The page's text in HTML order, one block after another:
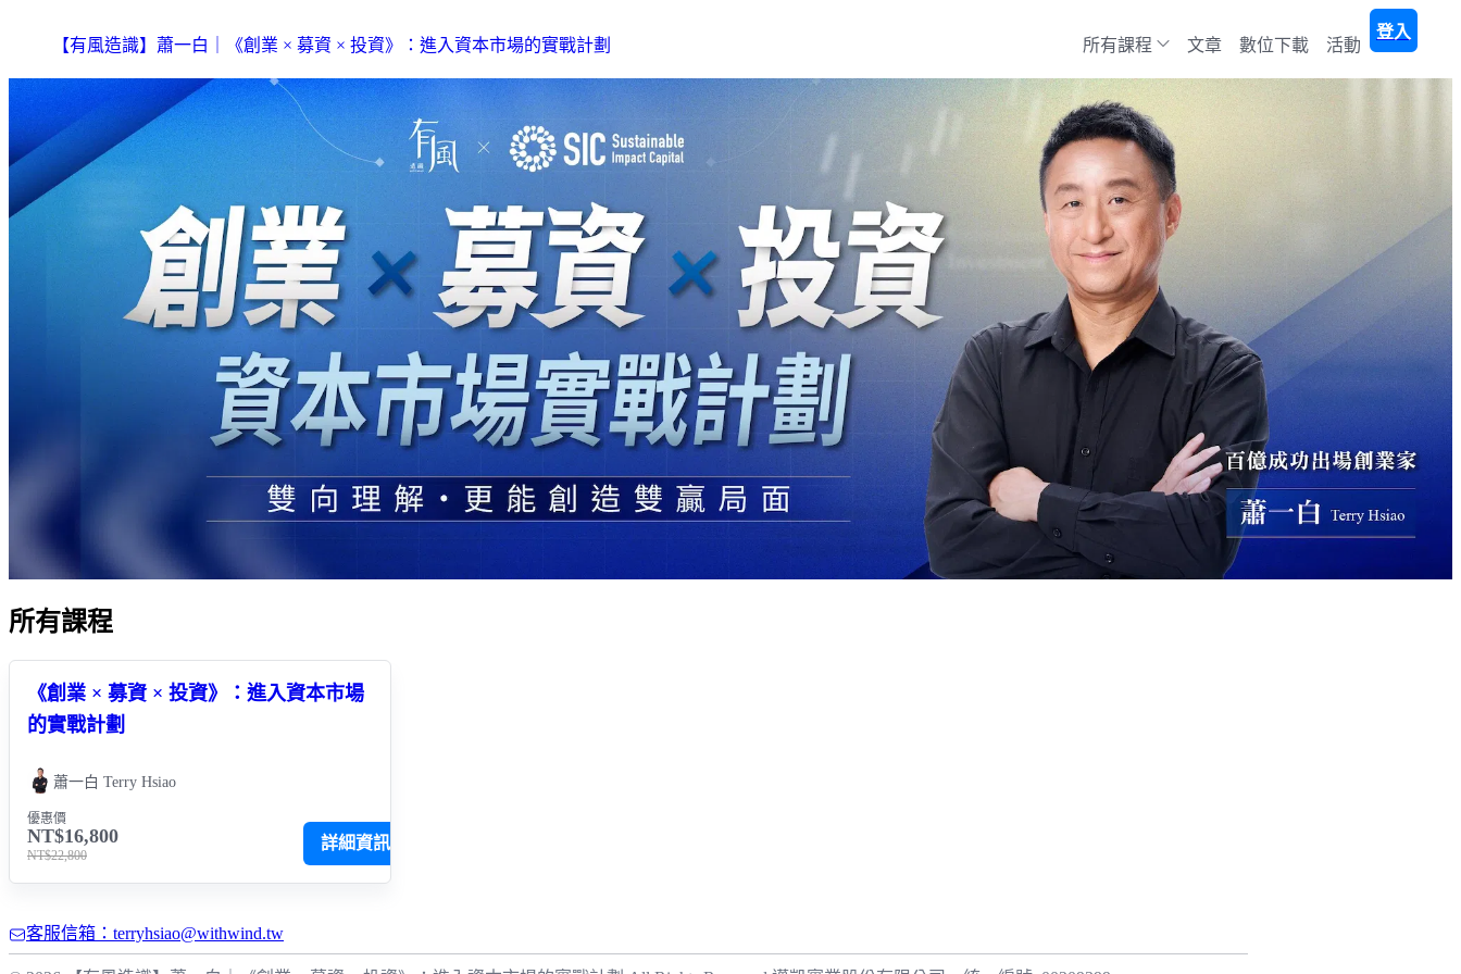
【有風造識】蕭一白｜《創業 × 募資 × 投資》：進入資本市場的實戰計劃 所有課程 文章 數位下載 活動
登入
所有課程
《創業 × 募資 × 投資》：進入資本市場
的實戰計劃
蕭一白 Terry Hsiao
優惠價
NT$16,800
NT$22,800
詳細資訊
客服信箱：terryhsiao@withwind.tw